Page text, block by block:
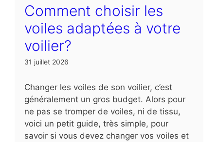
Comment choisir les
voiles adaptées à votre
voilier?
31 juillet 2026
Changer les voiles de son voilier, c’est
généralement un gros budget. Alors pour
ne pas se tromper de voiles, ni de tissu,
voici un petit guide, très simple, pour
savoir si vous devez changer vos voiles et